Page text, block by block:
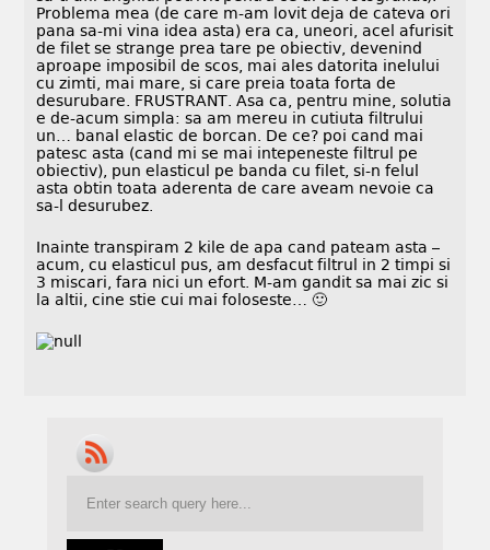
Problema mea (de care m-am lovit deja de cateva ori
pana sa-mi vina idea asta) era ca, uneori, acel afurisit
de filet se strange prea tare pe obiectiv, devenind
aproape imposibil de scos, mai ales datorita inelului
cu zimti, mai mare, si care preia toata forta de
desurubare. FRUSTRANT. Asa ca, pentru mine, solutia
e de-acum simpla: sa am mereu in cutiuta filtrului
un… banal elastic de borcan. De ce? poi cand mai
patesc asta (cand mi se mai intepeneste filtrul pe
obiectiv), pun elasticul pe banda cu filet, si-n felul
asta obtin toata aderenta de care aveam nevoie ca
sa-l desurubez.
Inainte transpiram 2 kile de apa cand pateam asta –
acum, cu elasticul pus, am desfacut filtrul in 2 timpi si
3 miscari, fara nici un efort. M-am gandit sa mai zic si
la altii, cine stie cui mai foloseste… 🙂